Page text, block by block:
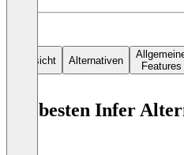
Übersicht Alternativen
Features
Die besten Infer